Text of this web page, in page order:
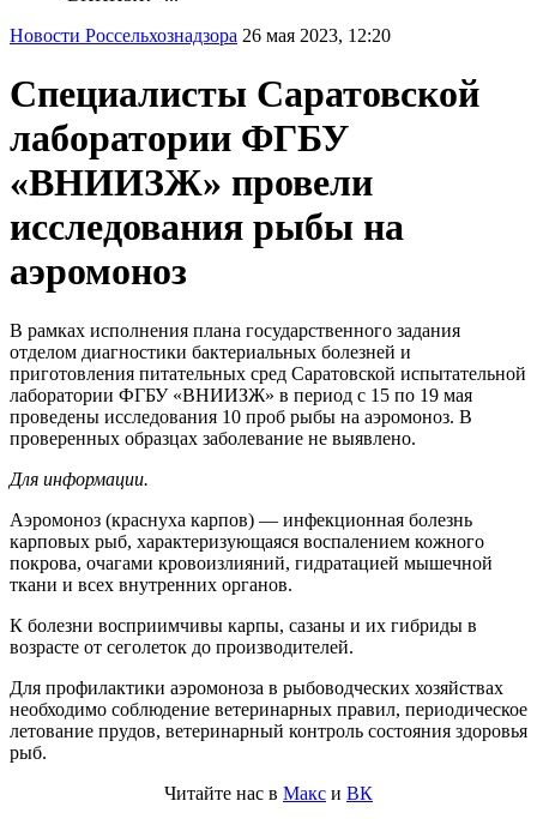
Новости Россельхознадзора 26 мая 2023, 12:20
Специалисты Саратовской
лаборатории ФГБУ
«ВНИИЗЖ» провели
исследования рыбы на
аэромоноз
В рамках исполнения плана государственного задания
отделом диагностики бактериальных болезней и
приготовления питательных сред Саратовской испытательной
лаборатории ФГБУ «ВНИИЗЖ» в период с 15 по 19 мая
проведены исследования 10 проб рыбы на аэромоноз. В
проверенных образцах заболевание не выявлено.
Для информации.
Аэромоноз (краснуха карпов) — инфекционная болезнь
карповых рыб, характеризующаяся воспалением кожного
покрова, очагами кровоизлияний, гидратацией мышечной
ткани и всех внутренних органов.
К болезни восприимчивы карпы, сазаны и их гибриды в
возрасте от сеголеток до производителей.
Для профилактики аэромоноза в рыбоводческих хозяйствах
необходимо соблюдение ветеринарных правил, периодическое
летование прудов, ветеринарный контроль состояния здоровья
рыб.
Читайте нас в Макс и ВК